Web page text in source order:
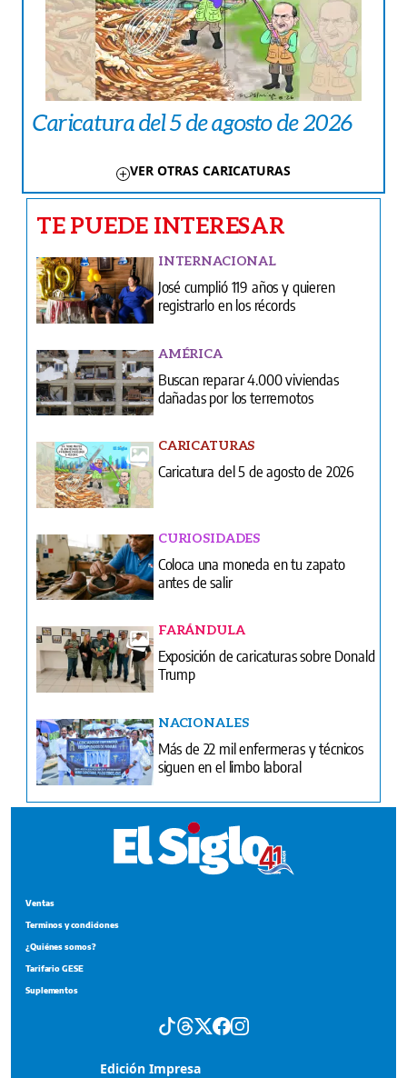
Caricatura del 5 de agosto de 2026
VER OTRAS CARICATURAS
TE PUEDE INTERESAR
INTERNACIONAL
José cumplió 119 años y quieren
registrarlo en los récords
AMÉRICA
Buscan reparar 4.000 viviendas
dañadas por los terremotos
CARICATURAS
Caricatura del 5 de agosto de 2026
CURIOSIDADES
Coloca una moneda en tu zapato
antes de salir
FARÁNDULA
Exposición de caricaturas sobre Donald
Trump
NACIONALES
Más de 22 mil enfermeras y técnicos
siguen en el limbo laboral
Ventas
Terminos y condiciones
¿Quiénes somos?
Tarifario GESE
Suplementos
Edición Impresa